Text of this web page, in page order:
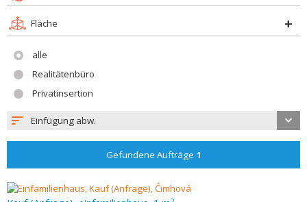
Fläche
alle
Realitätenbüro
Privatinsertion
Einfügung abw.
Gefundene Aufträge 1